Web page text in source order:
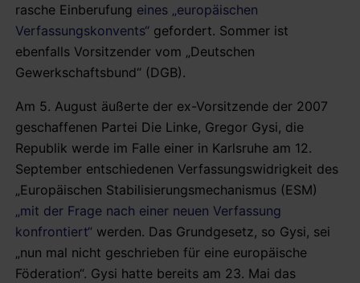
rasche Einberufung eines „europäischen
Verfassungskonvents“ gefordert. Sommer ist
ebenfalls Vorsitzender vom „Deutschen
Gewerkschaftsbund“ (DGB).
Am 5. August äußerte der ex-Vorsitzende der 2007
geschaffenen Partei Die Linke, Gregor Gysi, die
Republik werde im Falle einer in Karlsruhe am 12.
September entschiedenen Verfassungswidrigkeit des
„Europäischen Stabilisierungsmechanismus (ESM)
„mit der Frage nach einer neuen Verfassung
konfrontiert“ werden. Das Grundgesetz, so Gysi, sei
„nun mal nicht geschrieben für eine europäische
Föderation“. Gysi hatte bereits am 23. Mai das